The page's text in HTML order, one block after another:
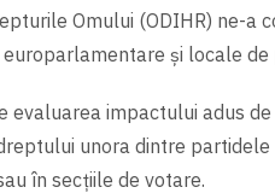
Omului (ODIHR) ne-a
și locale de
evaluarea impactului adus
unora dintre
în secțiile de votare.